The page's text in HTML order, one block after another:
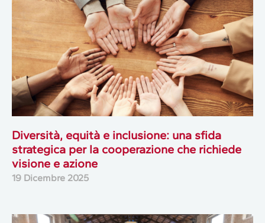
Diversità, equità e inclusione: una sfida
strategica per la cooperazione che richiede
visione e azione
19 Dicembre 2025